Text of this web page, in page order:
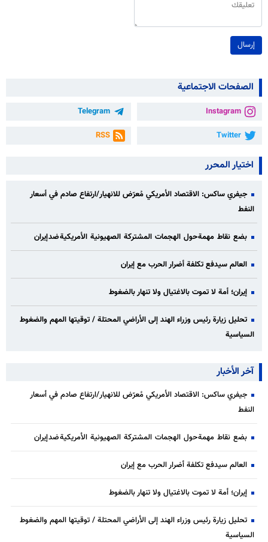
إرسال
الصفحات الاجتماعية
Instagram
Telegram
Twitter
RSS
اختيار المحرر
جيفري ساكس: الاقتصاد الأمريكي مُعرّض للانهيار/ارتفاع صادم في أسعار
النفط
بضع نقاط مهمة حول الهجمات المشتركة الصهيونية الأمريكية ضد إيران
العالم سيدفع تكلفة أضرار الحرب مع إيران
إيران؛ أمة لا تموت بالاغتيال ولا تنهار بالضغوط
تحليل زيارة رئيس وزراء الهند إلى الأراضي المحتلة / توقيتها المهم والضغوط
السياسية
آخر الأخبار
جيفري ساكس: الاقتصاد الأمريكي مُعرّض للانهيار/ارتفاع صادم في أسعار
النفط
بضع نقاط مهمة حول الهجمات المشتركة الصهيونية الأمريكية ضد إيران
العالم سيدفع تكلفة أضرار الحرب مع إيران
إيران؛ أمة لا تموت بالاغتيال ولا تنهار بالضغوط
تحليل زيارة رئيس وزراء الهند إلى الأراضي المحتلة / توقيتها المهم والضغوط
السياسية